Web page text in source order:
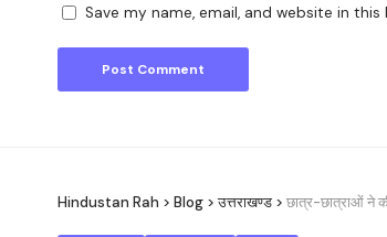
Save my name, email, and website in
Hindustan Rah > Blog >उत्तराखण्ड > छात्र-छात्राओं ने